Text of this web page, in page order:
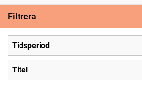
Filtrera
Tidsperiod
Titel